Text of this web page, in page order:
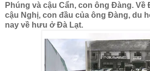
Phúng và cậu Cẩn, con ông Đàng. Về
cậu Nghị, con đầu của ông Đàng, du
nay về hưu ở Đà Lạt.